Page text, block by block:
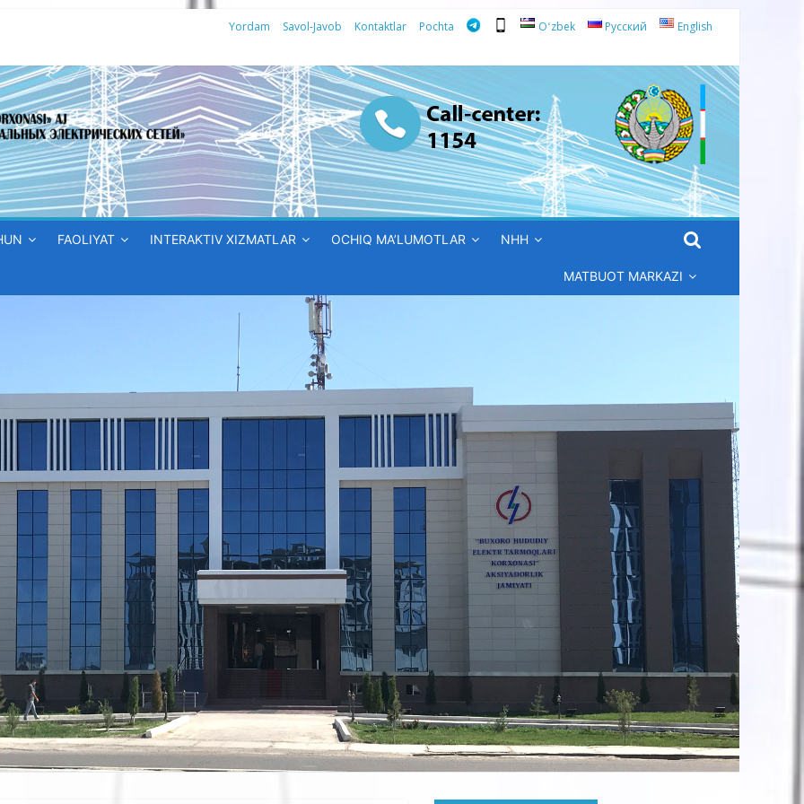
Yordam Savol-Javob Kontaktlar Pochta Oʻzbek Русский English
FAOLIYAT INTERAKTIV XIZMATLAR OCHIQ MA’LUMOTLAR NHH
MATBUOT MARKAZI